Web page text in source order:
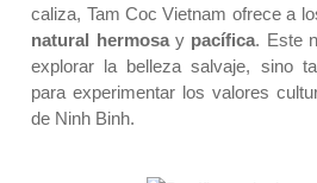
caliza, Tam Coc Vietnam ofrece a
natural hermosaypacífica. Este
explorar la belleza salvaje, sino
para experimentar los valores
de Ninh Binh.